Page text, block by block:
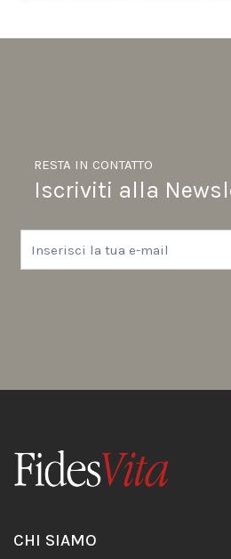
RESTA IN CONTATTO
Iscriviti alla
CHI SIAMO